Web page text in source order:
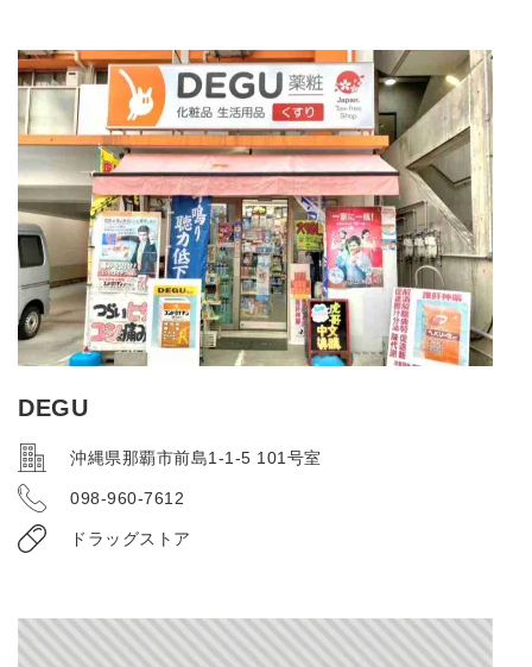
DEGU
沖縄県那覇市前島1-1-5 101号室
098-960-7612
ドラッグストア